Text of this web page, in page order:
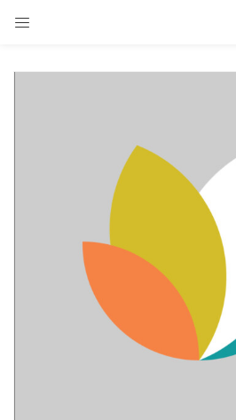
Remember me
Lost password?